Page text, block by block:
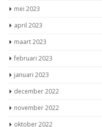
mei 2023
april 2023
maart 2023
februari 2023
januari 2023
december 2022
november 2022